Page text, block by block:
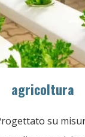
agricoltura
su